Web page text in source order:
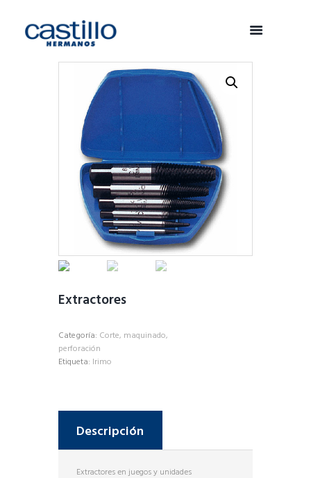
Extractores
Categoría: Corte, maquinado,
perforación
Etiqueta: Irimo
Descripción
Extractores en juegos y unidades